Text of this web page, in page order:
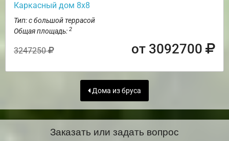
Каркасный дом 8х8
Тип: с большой террасой
Общая площадь: 2
3247250 от 3092700
Дома из бруса
Заказать или задать вопрос